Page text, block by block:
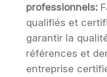
professionnels:
qualifiés et
garantir la
références et
entreprise